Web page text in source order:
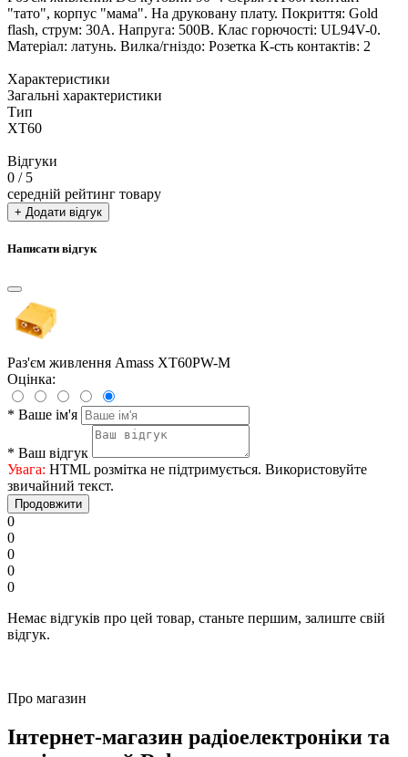
"тато", корпус "мама". На друковану плату. Покриття: Gold
flash, струм: 30А. Напруга: 500В. Клас горючості: UL94V-0.
Матеріал: латунь. Вилка/гніздо: Розетка К-сть контактів: 2
Характеристики
Загальні характеристики
Тип
XT60
Відгуки
0 / 5
середній рейтинг товару
+ Додати відгук
Написати відгук
Раз'єм живлення Amass XT60PW-M
Оцінка:
* Ваше ім'я
* Ваш відгук
Увага: HTML розмітка не підтримується. Використовуйте
звичайний текст.
Продовжити
0
0
0
0
0
Немає відгуків про цей товар, станьте першим, залиште свій
відгук.
Про магазин
Інтернет-магазин радіоелектроніки та